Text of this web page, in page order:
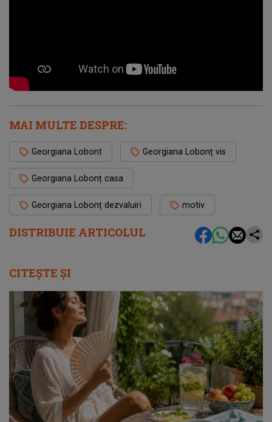
DISTRIBUIE ARTICOLUL
MAI MULTE DESPRE:
Georgiana Lobont Georgiana Lobonț vis
Georgiana Lobonț casa
Georgiana Lobonț dezvaluiri motiv
CITEȘTE ȘI